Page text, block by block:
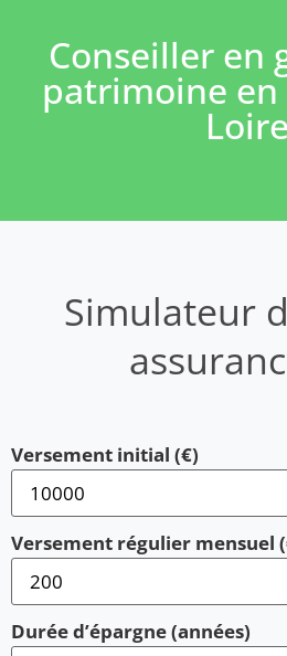
Conseiller en
patrimoine en
Loire
Simulateur
Versement initial (€)
Versement régulier mensuel
Durée d’épargne (années)